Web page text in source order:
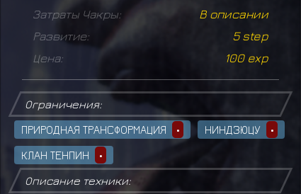
Затраты Чакры:
В описании
Развитие:
5 step
Цена:
100 exp
Ограничения:
ПРИРОДНАЯ ТРАНСФОРМАЦИЯ
• НИНДЗЮЦУ
•
КЛАН ТЕНПИН
•
Описание техники: